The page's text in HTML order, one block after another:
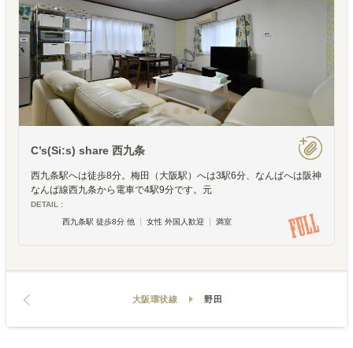
C’s(Si:s) share 西九条
西九条駅へは徒歩8分。梅田（大阪駅）へは3駅6分、なんばへは阪神
なんば線西九条から電車で4駅9分です。元
DETAIL :
西九条駅 徒歩8分 他
女性 外国人歓迎 満室
大阪環状線 野田